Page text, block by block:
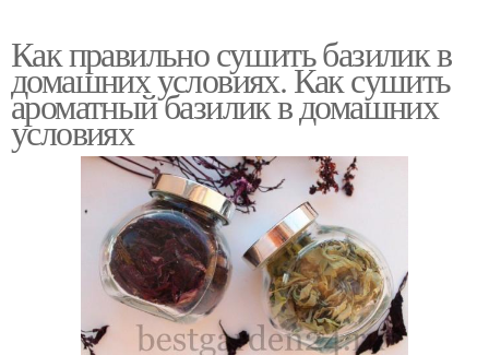
Как правильно сушить базилик в
домашних условиях. Как сушить
ароматный базилик в домашних
условиях